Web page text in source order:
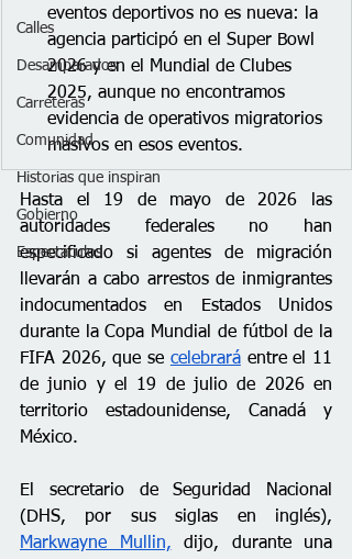
Calles
Desamparados
Carreteras
Comunidad
Historias que inspiran
Gobierno
Espectáculos
eventos deportivos no es nueva: la
agencia participó en el Super Bowl
2026 y en el Mundial de Clubes
2025, aunque no encontramos
evidencia de operativos migratorios
masivos en esos eventos.
Hasta el 19 de mayo de 2026 las
autoridades federales no han
especificado si agentes de migración
llevarán a cabo arrestos de inmigrantes
indocumentados en Estados Unidos
durante la Copa Mundial de fútbol de la
FIFA 2026, que se celebrará entre el 11
de junio y el 19 de julio de 2026 en
territorio estadounidense, Canadá y
México.
El secretario de Seguridad Nacional
Markwayne Mullin,